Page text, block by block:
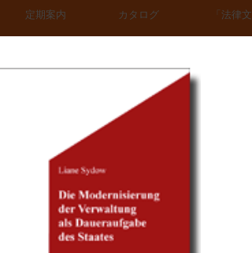
定期案内 カタログ 「法律